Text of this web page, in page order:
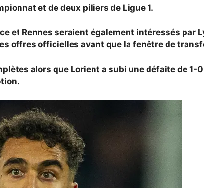
et de deux piliers de Ligue 1.
et Rennes seraient également intéressés par
offres officielles avant que la fenêtre de
alors que Lorient a subi une défaite de